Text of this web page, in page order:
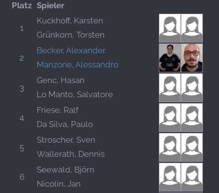
Platz Spieler
1
Kuckhoff, Karsten
Grünkorn, Torsten
2
Becker, Alexander
Manzone, Alessandro
3
Genc, Hasan
Lo Manto, Salvatore
4
Friese, Ralf
Da Silva, Paulo
5
Stroscher, Sven
Wallerath, Dennis
6
Seewald, Björn
Nicolin, Jan